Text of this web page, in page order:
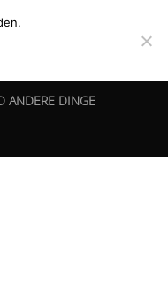
ANDERE DINGE